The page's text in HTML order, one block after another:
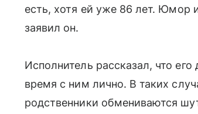
есть, хотя ей уже 86 лет. Юмор
заявил он.
Исполнитель рассказал, что
время с ним лично. В таких
родственники обмениваются